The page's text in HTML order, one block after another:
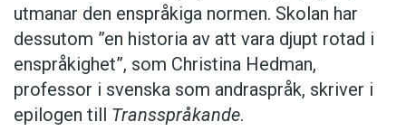
utmanar den enspråkiga normen. Skolan har
dessutom ”en historia av att vara djupt rotad i
enspråkighet”, som Christina Hedman,
professor i svenska som andraspråk, skriver i
epilogen till Transspråkande.